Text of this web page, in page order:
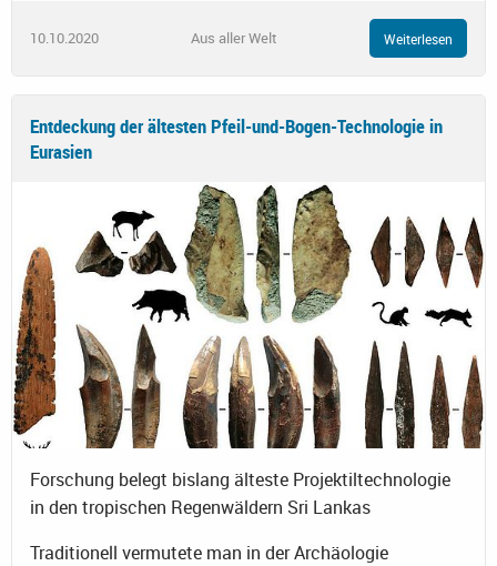
10.10.2020 Aus aller Welt Weiterlesen
Entdeckung der ältesten Pfeil-und-Bogen-Technologie in
Eurasien
Forschung belegt bislang älteste Projektiltechnologie
in den tropischen Regenwäldern Sri Lankas
Traditionell vermutete man in der Archäologie